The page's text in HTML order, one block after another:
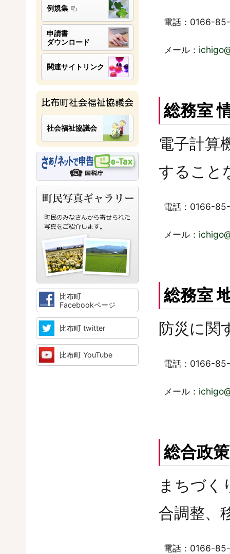
電話：0166-
メール：
総務室
電子計算
すること
電話：0166-
メール：
総務室
防災に関
電話：0166-
メール：
総合政
まちづく
合調整、
電話：0166-
例規集
申請書
ダウンロード
関連サイトリンク
比布町社会福祉協議会
社会福祉協議会
比布町
Facebookページ
比布町 twitter
比布町 YouTube